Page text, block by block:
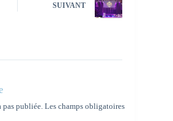
SUIVANT
pas publiée. Les champs obligatoires